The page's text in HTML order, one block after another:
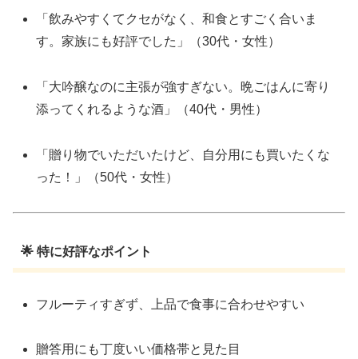
「飲みやすくてクセがなく、和食とすごく合いま
す。家族にも好評でした」（30代・女性）
「大吟醸なのに主張が強すぎない。晩ごはんに寄り
添ってくれるような酒」（40代・男性）
「贈り物でいただいたけど、自分用にも買いたくな
った！」（50代・女性）
🌟 特に好評なポイント
フルーティすぎず、上品で食事に合わせやすい
贈答用にも丁度いい価格帯と見た目